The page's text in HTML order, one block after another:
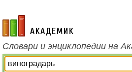
academic.ru
Словари и энциклопедии на